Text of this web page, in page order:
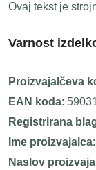
Ovaj tekst je
Varnost
Proizvajalčeva
EAN koda:
Registrirana
Ime proizvajalca
Naslov